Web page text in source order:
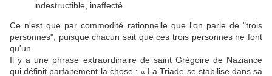
indestructible, inaffecté.
Ce n'est que par commodité rationnelle que l'on parle de "trois
personnes", puisque chacun sait que ces trois personnes ne font
qu'un.
Il y a une phrase extraordinaire de saint Grégoire de Naziance
qui définit parfaitement la chose : « La Triade se stabilise dans sa